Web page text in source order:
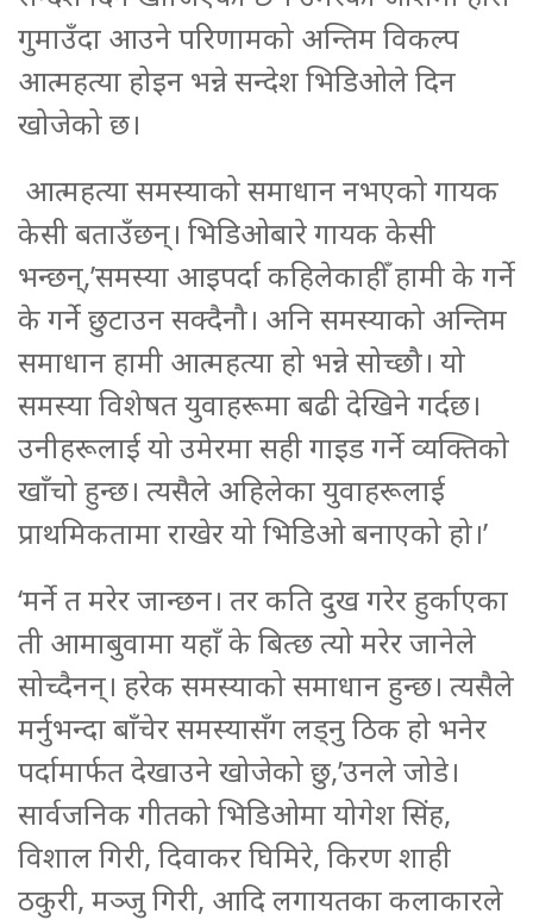
गुमाउँदा आउने परिणामको अन्तिम विकल्प
आत्महत्या होइन भन्ने सन्देश भिडिओले दिन
खोजेको छ।
आत्महत्या समस्याको समाधान नभएको गायक
केसी बताउँछन्। भिडिओबारे गायक केसी
भन्छन्,’समस्या आइपर्दा कहिलेकाहीँ हामी के गर्ने
के गर्ने छुटाउन सक्दैनौ। अनि समस्याको अन्तिम
समाधान हामी आत्महत्या हो भन्ने सोच्छौ। यो
समस्या विशेषत युवाहरूमा बढी देखिने गर्दछ।
उनीहरूलाई यो उमेरमा सही गाइड गर्ने व्यक्तिको
खाँचो हुन्छ। त्यसैले अहिलेका युवाहरूलाई
प्राथमिकतामा राखेर यो भिडिओ बनाएको हो।’
‘मर्ने त मरेर जान्छन। तर कति दुख गरेर हुर्काएका
ती आमाबुवामा यहाँ के बित्छ त्यो मरेर जानेले
सोच्दैनन्। हरेक समस्याको समाधान हुन्छ। त्यसैले
मर्नुभन्दा बाँचेर समस्यासँग लड्नु ठिक हो भनेर
पर्दामार्फत देखाउने खोजेको छु,’उनले जोडे।
सार्वजनिक गीतको भिडिओमा योगेश सिंह,
विशाल गिरी, दिवाकर घिमिरे, किरण शाही
ठकुरी, मञ्जु गिरी, आदि लगायतका कलाकारले